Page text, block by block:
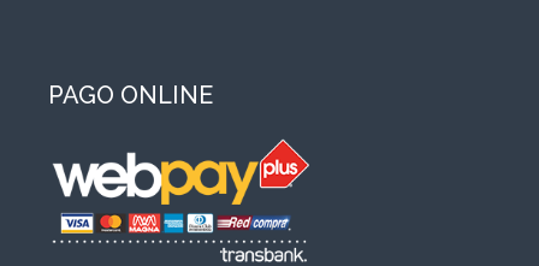
PAGO ONLINE